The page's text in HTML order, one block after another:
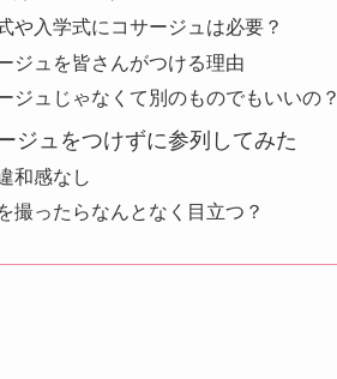
や入学式にコサージュは必要？
ジュを皆さんがつける理由
ジュじゃなくて別のものでもいいの？
ジュをつけずに参列してみた
和感なし
撮ったらなんとなく目立つ？